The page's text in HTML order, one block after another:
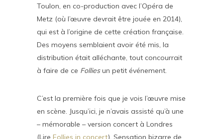
Toulon, en co-production avec l’Opéra de
Metz (où l’œuvre devrait être jouée en 2014),
qui est à l’origine de cette création française.
Des moyens semblaient avoir été mis, la
distribution était alléchante, tout concourrait
à faire de ce Folliesun petit événement.
C’est la première fois que je vois l’œuvre mise
en scène. Jusqu’ici, je n’avais assisté qu’à une
– mémorable – version concert à Londres
(Lire Follies in concert). Sensation bizarre de